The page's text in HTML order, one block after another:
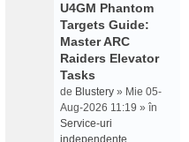
U4GM Phantom
Targets Guide:
Master ARC
Raiders Elevator
Tasks
de Blustery » Mie 05-
Aug-2026 11:19 » în
Service-uri